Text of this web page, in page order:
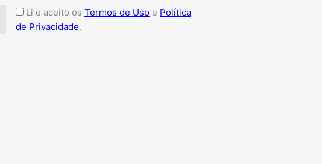
Aceite
Li e aceito os Termos de Usoe Política
de Privacidade.